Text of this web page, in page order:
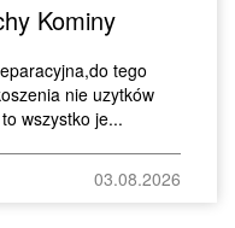
Kominy
tego
nie uzytków
wszystko je...
03.08.2026